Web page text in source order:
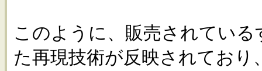
このように、販売されてい
た再現技術が反映されており